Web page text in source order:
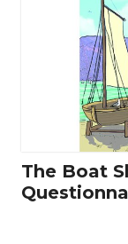
The Boat